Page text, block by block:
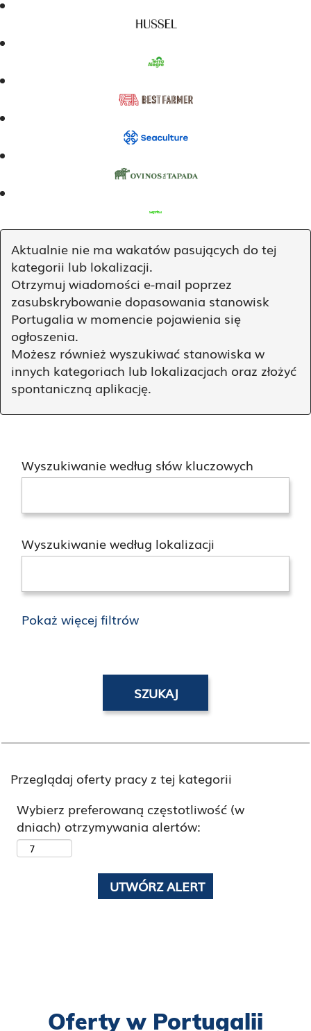
Aktualnie nie ma wakatów pasujących do tej
kategorii lub lokalizacji.
Otrzymuj wiadomości e-mail poprzez
zasubskrybowanie dopasowania stanowisk
Portugalia w momencie pojawienia się
ogłoszenia.
Możesz również wyszukiwać stanowiska w
innych kategoriach lub lokalizacjach oraz złożyć
spontaniczną aplikację.
Wyszukiwanie według słów kluczowych
Wyszukiwanie według lokalizacji
Pokaż więcej filtrów
Przeglądaj oferty pracy z tej kategorii
Wybierz preferowaną częstotliwość (w
dniach) otrzymywania alertów:
Oferty w Portugalii